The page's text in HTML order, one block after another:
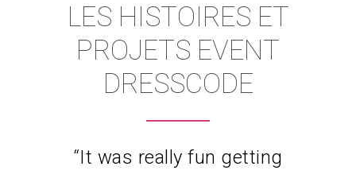
LES HISTOIRES ET
PROJETS EVENT
DRESSCODE
“It was really fun getting